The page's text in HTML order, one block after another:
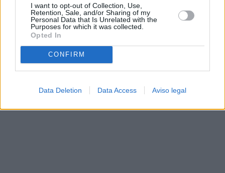
I want to opt-out of Collection, Use,
Retention, Sale, and/or Sharing of my
Personal Data that Is Unrelated with the
Purposes for which it was collected.
Opted In
CONFIRM
Data Deletion Data Access Aviso legal